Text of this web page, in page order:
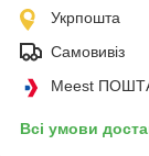
Укрпошта
Самовивіз
Meest
Всі умови